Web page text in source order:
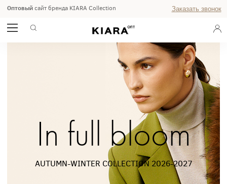
Оптовыйсайт бренда KIARA Collection Заказать звонок
In full bloom
AUTUMN-WINTER COLLECTION 2026-2027